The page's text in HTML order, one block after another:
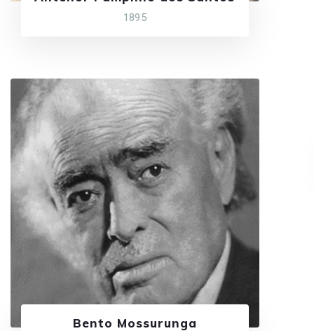
1895
Bento Mossurunga